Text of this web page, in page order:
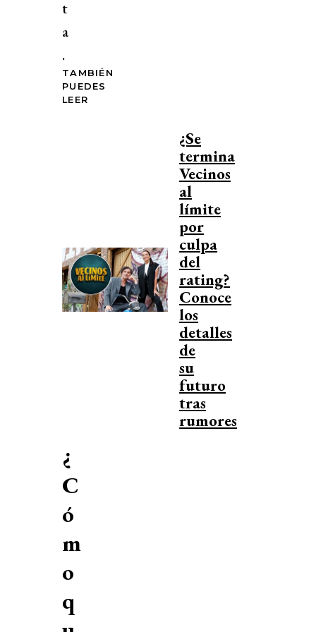
t
a
.
TAMBIÉN
PUEDES
LEER
¿Se
termina
Vecinos
al
límite
por
culpa
del
rating?
Conoce
los
detalles
de
su
futuro
tras
rumores
¿
C
ó
m
o
q